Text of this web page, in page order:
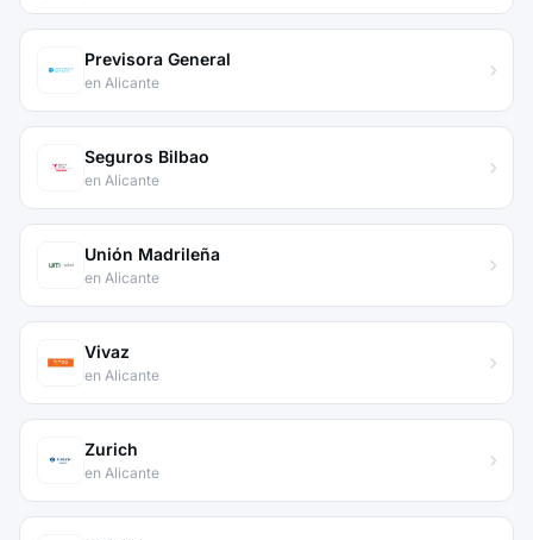
Previsora General
en Alicante
Seguros Bilbao
en Alicante
Unión Madrileña
en Alicante
Vivaz
en Alicante
Zurich
en Alicante